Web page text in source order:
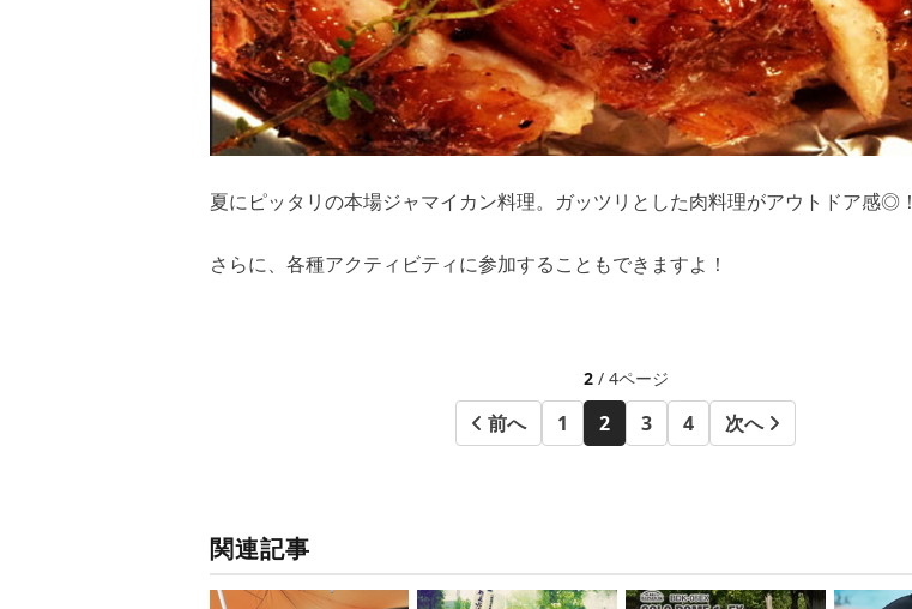
夏にピッタリの本場ジャマイカン料理。ガッツリとした肉料理がアウトドア感◎！
さらに、各種アクティビティに参加することもできますよ！
2/ 4ページ
前へ 1 2 3 4 次へ
関連記事